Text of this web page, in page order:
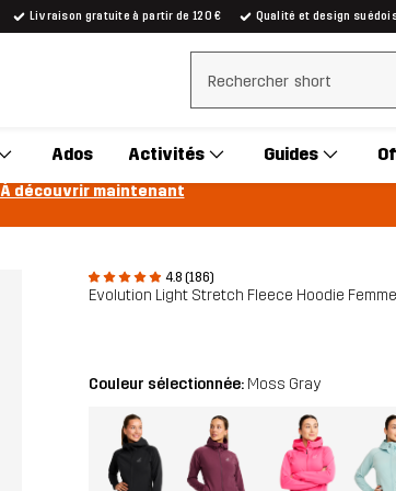
Livraison gratuite à partir de 120 € Qualité et design
Effacer la recherche
Ados Activités Guides
À découvrir maintenant
4.8 (186)
Evolution Light Stretch Fleece Hoodie Femme
Couleur sélectionnée: Moss Gray